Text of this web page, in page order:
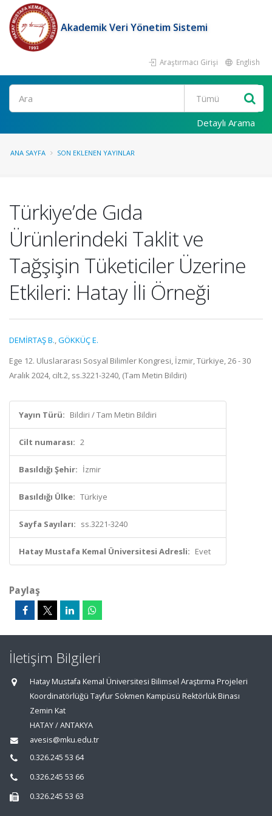
Akademik Veri Yönetim Sistemi
Araştırmacı Girişi English
Ara
Detaylı Arama
ANA SAYFA SON EKLENEN YAYINLAR
Türkiye’de Gıda
Ürünlerindeki Taklit ve
Tağşişin Tüketiciler Üzerine
Etkileri: Hatay İli Örneği
DEMİRTAŞ B.,GÖKKÜÇ E.
Ege 12. Uluslararası Sosyal Bilimler Kongresi, İzmir, Türkiye, 26 - 30
Aralık 2024, cilt.2, ss.3221-3240, (Tam Metin Bildiri)
Yayın Türü: Bildiri / Tam Metin Bildiri
Cilt numarası: 2
Basıldığı Şehir: İzmir
Basıldığı Ülke: Türkiye
Sayfa Sayıları: ss.3221-3240
Hatay Mustafa Kemal Üniversitesi Adresli: Evet
Paylaş
İletişim Bilgileri
Hatay Mustafa Kemal Üniversitesi Bilimsel Araştırma Projeleri
Koordinatörlüğü Tayfur Sökmen Kampüsü Rektörlük Binası
Zemin Kat
HATAY / ANTAKYA
avesis@mku.edu.tr
0.326.245 53 64
0.326.245 53 66
0.326.245 53 63